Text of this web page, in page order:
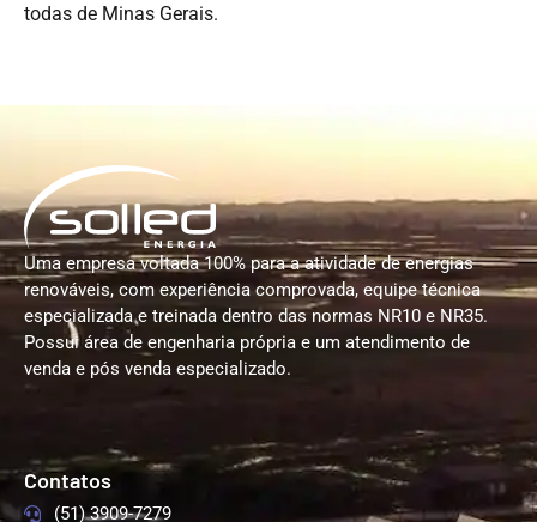
todas de Minas Gerais.
Uma empresa voltada 100% para a atividade de energias
renováveis, com experiência comprovada, equipe técnica
especializada e treinada dentro das normas NR10 e NR35.
Possui área de engenharia própria e um atendimento de
venda e pós venda especializado.
Contatos
(51) 3909-7279